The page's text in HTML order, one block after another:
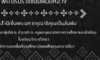
Next